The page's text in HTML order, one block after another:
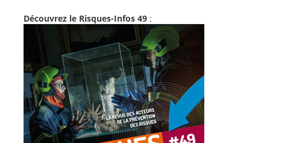
Découvrez le Risques-Infos 49 :